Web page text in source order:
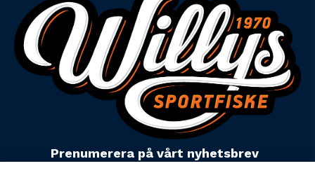
Prenumerera på vårt nyhetsbrev